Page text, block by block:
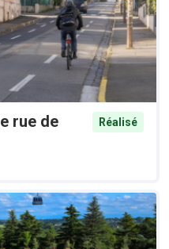
rue de
Réalisé